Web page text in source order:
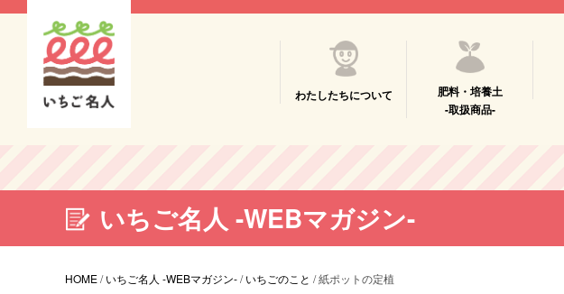
わたしたちについて
肥料・培養土
-取扱商品-
いちご名人 -WEBマガジン-
HOME/いちご名人 -WEBマガジン-/いちごのこと /紙ポットの定植